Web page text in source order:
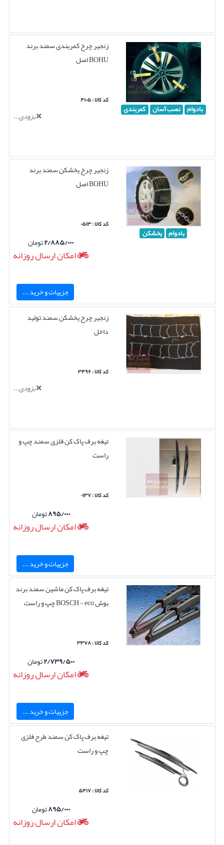
بادوام نصب آسان کمربندی
زنجیر چرخ کمربندی سمند برند
BOHU اصل
کد کالا : ۴۱۰۵
بزودی...
بادوام یخشکن
زنجیر چرخ یخشکن سمند برند
BOHU اصل
کد کالا : ۰۵۱۳
۲/۸۸۵/۰۰۰تومان
امکان ارسال روزانه
جزییات و خرید ...
زنجیر چرخ یخشکن سمند تولید
داخل
کد کالا : ۳۴۹۶
بزودی...
تیغه برف پاک کن فلزی سمند چپ و
راست
کد کالا : ۰۱۳۷
۸۹۵/۰۰۰تومان
امکان ارسال روزانه
جزییات و خرید ...
تیغه برف پاک کن ماشین سمند برند
بوش BOSCH - eco چپ و راست
کد کالا : ۳۳۷۸
۲/۷۳۹/۵۰۰تومان
امکان ارسال روزانه
جزییات و خرید ...
تیغه برف پاک کن سمند طرح فلزی
چپ و راست
کد کالا : ۵۴۱۷
۸۹۵/۰۰۰تومان
امکان ارسال روزانه